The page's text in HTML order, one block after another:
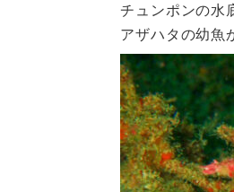
チュンポンの水
アザハタの幼魚